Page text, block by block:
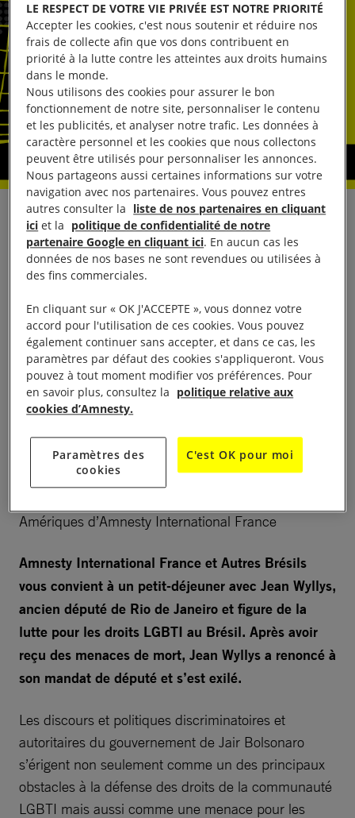
Amnesty International France et Autres Brésils vous
convient à un petit-déjeuner presse avec Jean
Wyllys, ancien député brésilien et défenseur des
En présence de :
·Jean WYLLYS, ex-député brésilien et
défenseur des droits LGBTI
·Erika CAMPELO,co-présidente d’Autres
Brésils
Amériques d’Amnesty International France
Amnesty International France et Autres Brésils
vous convient à un petit-déjeuner avec Jean Wyllys,
ancien député de Rio de Janeiro et figure de la
lutte pour les droits LGBTI au Brésil. Après avoir
reçu des menaces de mort, Jean Wyllys a renoncé à
son mandat de député et s’est exilé.
Les discours et politiques discriminatoires et
autoritaires du gouvernement de Jair Bolsonaro
s’érigent non seulement comme un des principaux
obstacles à la défense des droits de la communauté
LGBTI mais aussi comme une menace pour les
LE RESPECT DE VOTRE VIE PRIVÉE EST NOTRE PRIORITÉ
Accepter les cookies, c'est nous soutenir et réduire nos
frais de collecte afin que vos dons contribuent en
priorité à la lutte contre les atteintes aux droits humains
dans le monde.
Nous utilisons des cookies pour assurer le bon
fonctionnement de notre site, personnaliser le contenu
et les publicités, et analyser notre trafic. Les données à
caractère personnel et les cookies que nous collectons
peuvent être utilisés pour personnaliser les annonces.
Nous partageons aussi certaines informations sur votre
navigation avec nos partenaires. Vous pouvez entres
autres consulter la liste de nos partenaires en cliquant
ici et la politique de confidentialité de notre
partenaire Google en cliquant ici. En aucun cas les
données de nos bases ne sont revendues ou utilisées à
des fins commerciales.
En cliquant sur « OK J'ACCEPTE », vous donnez votre
accord pour l'utilisation de ces cookies. Vous pouvez
également continuer sans accepter, et dans ce cas, les
paramètres par défaut des cookies s'appliqueront. Vous
pouvez à tout moment modifier vos préférences. Pour
en savoir plus, consultez la politique relative aux
cookies d’Amnesty.
Paramètres des
cookies
C'est OK pour moi